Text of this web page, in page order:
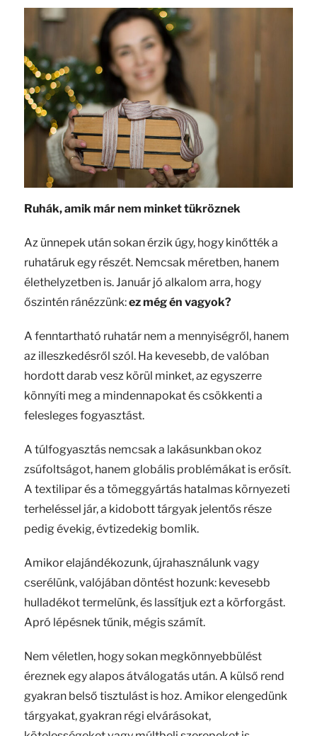
Ruhák, amik már nem minket tükröznek
Az ünnepek után sokan érzik úgy, hogy kinőtték a
ruhatáruk egy részét. Nemcsak méretben, hanem
élethelyzetben is. Január jó alkalom arra, hogy
őszintén ránézzünk:ez még én vagyok?
A fenntartható ruhatár nem a mennyiségről, hanem
az illeszkedésről szól. Ha kevesebb, de valóban
hordott darab vesz körül minket, az egyszerre
könnyíti meg a mindennapokat és csökkenti a
felesleges fogyasztást.
A túlfogyasztás nemcsak a lakásunkban okoz
zsúfoltságot, hanem globális problémákat is erősít.
A textilipar és a tömeggyártás hatalmas környezeti
terheléssel jár, a kidobott tárgyak jelentős része
pedig évekig, évtizedekig bomlik.
Amikor elajándékozunk, újrahasználunk vagy
cserélünk, valójában döntést hozunk: kevesebb
hulladékot termelünk, és lassítjuk ezt a körforgást.
Apró lépésnek tűnik, mégis számít.
Nem véletlen, hogy sokan megkönnyebbülést
éreznek egy alapos átválogatás után. A külső rend
gyakran belső tisztulást is hoz. Amikor elengedünk
tárgyakat, gyakran régi elvárásokat,